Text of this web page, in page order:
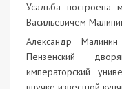
Усадьба построена
Васильевичем
Александр
Пензенский
императорский